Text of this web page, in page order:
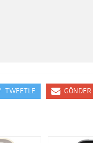
TWEETLE GÖNDER